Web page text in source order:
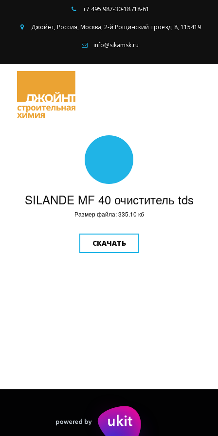
+7 495 987-30-18 /18-61
Джойнт, Россия, Москва,2-й Рощинский проезд, 8, 115419
info@sikamsk.ru
SILANDE MF 40 очиститель tds
Размер файла: 335.10 кб
СКАЧАТЬ